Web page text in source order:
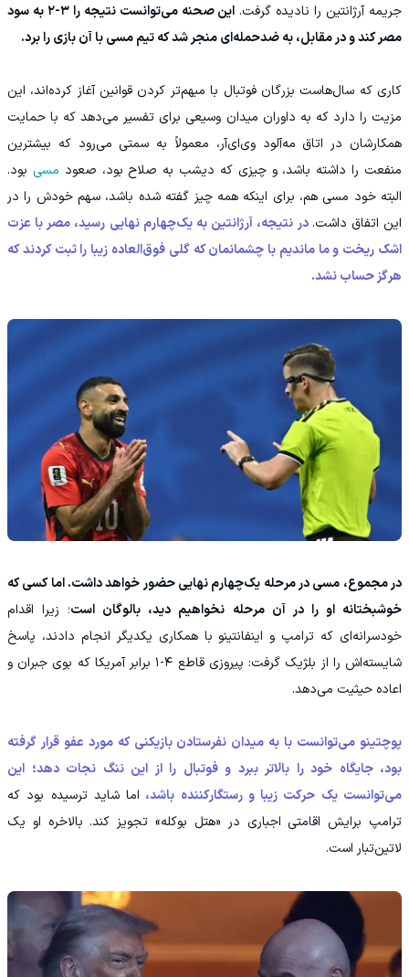
جریمه آرژانتین را نادیده گرفت.
این صحنه می‌توانست نتیجه را ۳-۲ به سود
مصر کند و در مقابل، به ضدحمله‌ای منجر شد که تیم مسی با آن بازی را برد.
کاری که سال‌هاست بزرگان فوتبال با مبهم‌تر کردن قوانین آغاز کرده‌اند، این
مزیت را دارد که به داوران میدان وسیعی برای تفسیر می‌دهد که با حمایت
همکارشان در اتاق مه‌آلود وی‌ای‌آر، معمولاً به سمتی می‌رود که بیشترین
منفعت را داشته باشد، و چیزی که دیشب به صلاح بود، صعود مسی بود.
البته خود مسی هم، برای اینکه همه چیز گفته شده باشد، سهم خودش را در
این اتفاق داشت.در نتیجه، آرژانتین به یک‌چهارم نهایی رسید، مصر با عزت
اشک ریخت و ما ماندیم با چشمانمان که گلی فوق‌العاده زیبا را ثبت کردند که
هرگز حساب نشد.
در مجموع، مسی در مرحله یک‌چهارم نهایی حضور خواهد داشت. اما کسی که
خوشبختانه او را در آن مرحله نخواهیم دید، بالوگان است؛ زیرا اقدام
خودسرانه‌ای که ترامپ و اینفانتینو با همکاری یکدیگر انجام دادند، پاسخ
شایسته‌اش را از بلژیک گرفت: پیروزی قاطع ۴-۱ برابر آمریکا که بوی جبران و
اعاده حیثیت می‌دهد.
پوچتینو می‌توانست با به میدان نفرستادن بازیکنی که مورد عفو قرار گرفته
بود، جایگاه خود را بالاتر ببرد و فوتبال را از این ننگ نجات دهد؛ این
می‌توانست یک حرکت زیبا و رستگارکننده باشد، اما شاید ترسیده بود که
ترامپ برایش اقامتی اجباری در «هتل بوکله» تجویز کند. بالاخره او یک
لاتین‌تبار است.